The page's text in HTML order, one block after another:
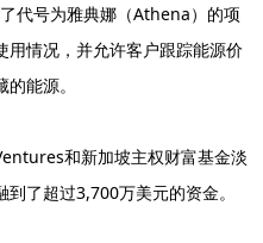
代号为雅典娜（Athena）的项
用情况，并允许客户跟踪能源价
能源。
和新加坡主权财富基金淡
了超过3,700万美元的资金。